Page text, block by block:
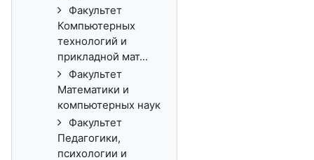
Факультет
Компьютерных
технологий и
прикладной мат...
Факультет
Математики и
компьютерных наук
Факультет
Педагогики,
психологии и